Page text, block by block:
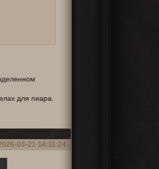
для пиара.
03-21 14:11:24